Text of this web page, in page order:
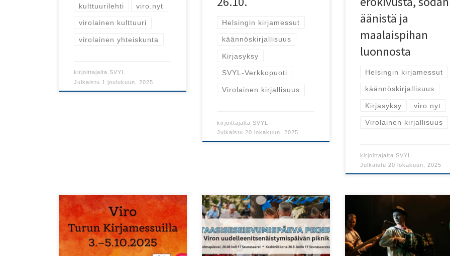
kulttuurilehti viro.nyt
virolainen kulttuuri
virolainen yhteiskunta
kirjoittajaltaSVYL
Julkaistu 1 joulukuun, 2025
Helsingin kirjamessut
käännöskirjallisuus
Kirjasyksy
SVYL-Verkkopuoti
Virolainen kirjallisuus
kirjoittajaltaSVYL
Julkaistu 20 lokakuun, 2025
äänistä ja
maalaispihan
luonnosta
Helsingin kirjamessut
käännöskirjallisuus
Kirjasyksy viro.nyt
Virolainen kirjallisuus
kirjoittajaltaSVYL
Julkaistu 20 lokakuun, 2025
Viro on taas hienosti esillä Turun
Kirjamessuilla!
Keskiviikkona 20.8. juhlitaan
itsenäisyytensä palauttanutta
Viroa!
Viljandi Folk tarjoilee upean
musiikkikattauksen Virosta ja
maailmalta!